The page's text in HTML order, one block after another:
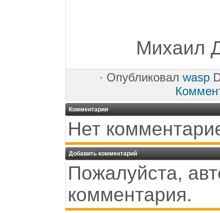
Михаил
· Опубликовал wasp
Комментарии
Нет
Добавить комментарий
Пожалуйста,
комментария.